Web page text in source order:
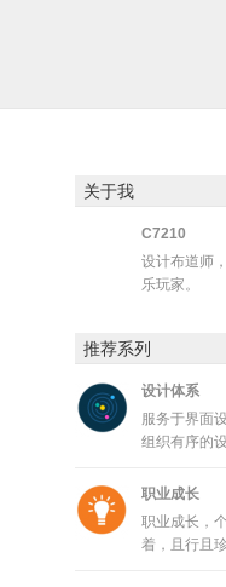
关于我
C7210
设计布道师
乐玩家。
推荐系列
设计体系
服务于界面
组织有序的
职业成长
职业成长，
着，且行且